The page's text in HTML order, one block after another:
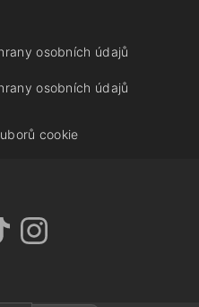
osobních údajů
osobních údajů
cookie